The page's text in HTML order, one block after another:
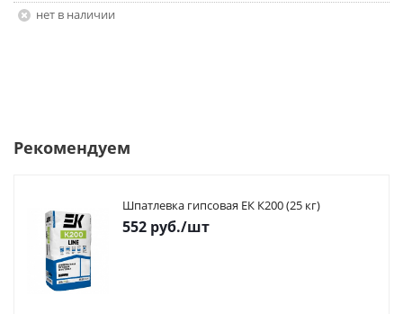
Нет в наличии
Рекомендуем
Шпатлевка гипсовая ЕК К200 (25 кг)
552 руб./шт